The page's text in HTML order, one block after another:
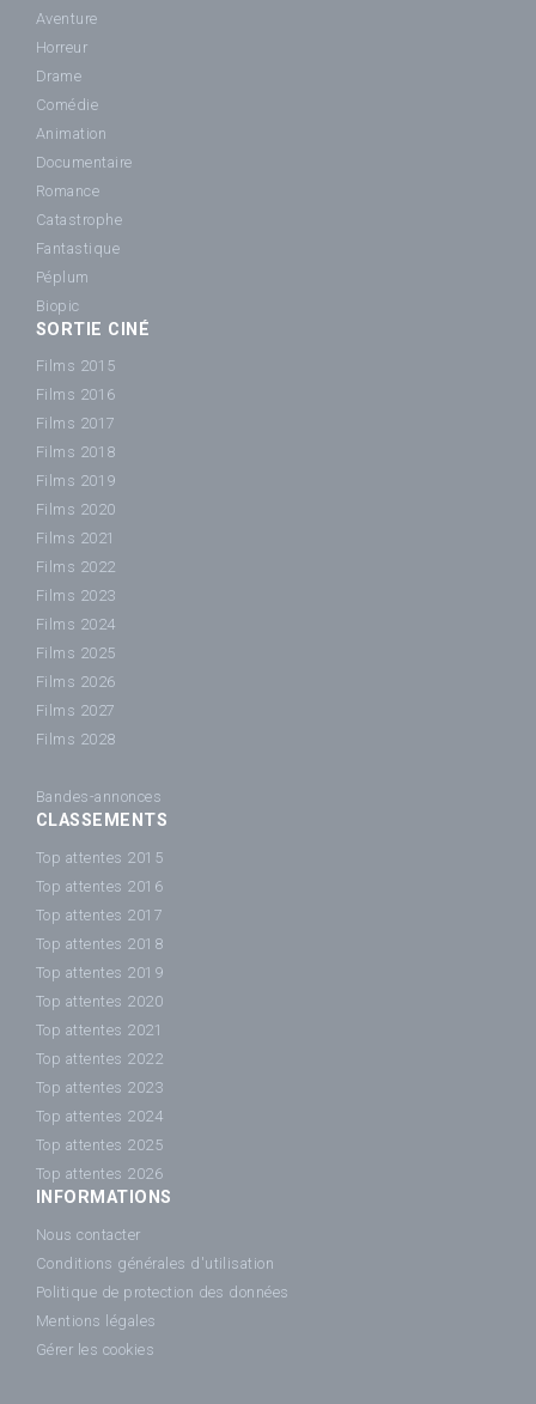
Aventure
Horreur
Drame
Comédie
Animation
Documentaire
Romance
Catastrophe
Fantastique
Péplum
Biopic
SORTIE CINÉ
Films 2015
Films 2016
Films 2017
Films 2018
Films 2019
Films 2020
Films 2021
Films 2022
Films 2023
Films 2024
Films 2025
Films 2026
Films 2027
Films 2028
Bandes-annonces
CLASSEMENTS
Top attentes 2015
Top attentes 2016
Top attentes 2017
Top attentes 2018
Top attentes 2019
Top attentes 2020
Top attentes 2021
Top attentes 2022
Top attentes 2023
Top attentes 2024
Top attentes 2025
Top attentes 2026
INFORMATIONS
Nous contacter
Conditions générales d'utilisation
Politique de protection des données
Mentions légales
Gérer les cookies